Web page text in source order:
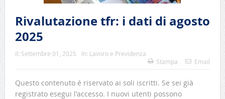
Rivalutazione tfr: i dati di agosto
2025
il: Settembre 01, 2025 In: Lavoro e Previdenza
Stampa
Email
Questo contenuto é riservato ai soli iscritti. Se sei già
registrato esegui l'accesso. I nuovi utenti possono